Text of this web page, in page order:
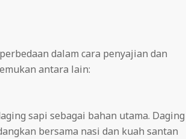
dalam cara penyajian dan
antara lain:
sapi sebagai bahan utama. Daging
bersama nasi dan kuah santan